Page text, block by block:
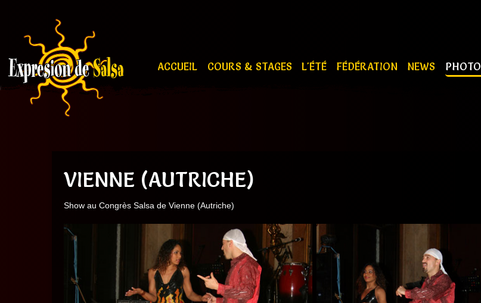
ACCUEIL COURS & STAGES L'ÉTÉ FÉDÉRATION NEWS
VIENNE (AUTRICHE)
Show au Congrès Salsa de Vienne (Autriche)